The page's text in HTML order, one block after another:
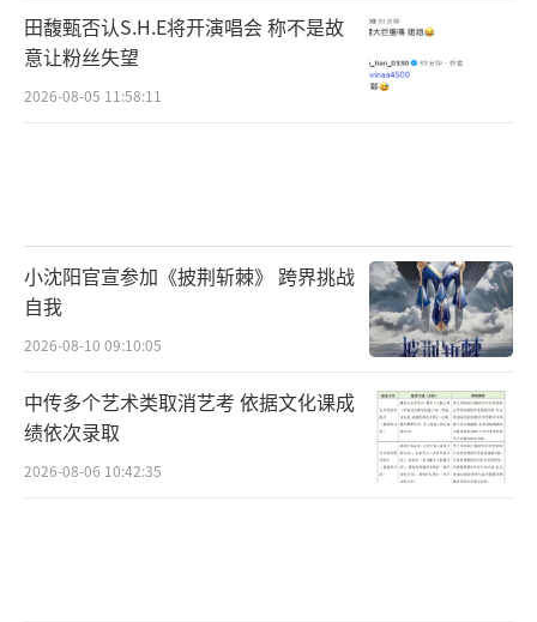
田馥甄否认S.H.E将开演唱会 称不是故
意让粉丝失望
2026-08-05 11:58:11
小沈阳官宣参加《披荆斩棘》 跨界挑战
自我
2026-08-10 09:10:05
中传多个艺术类取消艺考 依据文化课成
绩依次录取
2026-08-06 10:42:35